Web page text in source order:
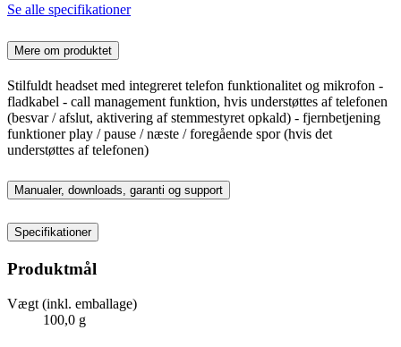
Se alle specifikationer
Mere om produktet
Stilfuldt headset med integreret telefon funktionalitet og mikrofon -
fladkabel - call management funktion, hvis understøttes af telefonen
(besvar / afslut, aktivering af stemmestyret opkald) - fjernbetjening
funktioner play / pause / næste / foregående spor (hvis det
understøttes af telefonen)
Manualer, downloads, garanti og support
Specifikationer
Produktmål
Vægt (inkl. emballage)
100,0 g